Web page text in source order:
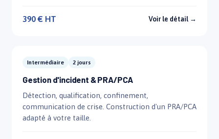
390 € HT Voir le détail →
Intermédiaire 2 jours
Gestion d'incident & PRA/PCA
Détection, qualification, confinement,
communication de crise. Construction d'un PRA/PCA
adapté à votre taille.